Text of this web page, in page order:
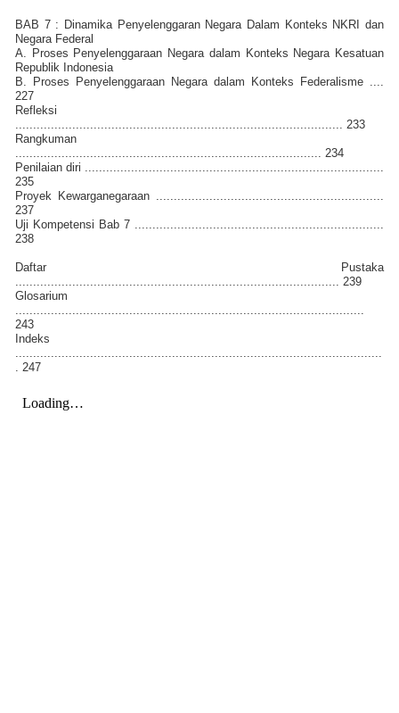
BAB 7 : Dinamika Penyelenggaran Negara Dalam Konteks NKRI dan
Negara Federal
A. Proses Penyelenggaraan Negara dalam Konteks Negara Kesatuan
Republik Indonesia
B. Proses Penyelenggaraan Negara dalam Konteks Federalisme ....
227
Refleksi
............................................................................................ 233
Rangkuman
...................................................................................... 234
Penilaian diri ....................................................................................
235
Proyek Kewarganegaraan ................................................................
237
Uji Kompetensi Bab 7 ......................................................................
238
Daftar Pustaka
........................................................................................... 239
Glosarium
243
Indeks
. 247